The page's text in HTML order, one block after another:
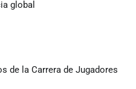
global
de la Carrera de Jugadores